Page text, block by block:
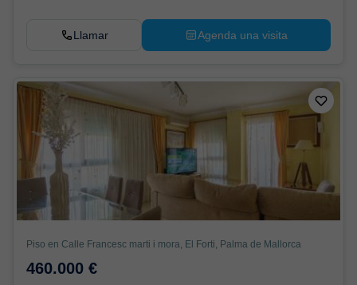
Llamar Agenda una visita
Piso en Calle Francesc marti i mora, El Forti, Palma de Mallorca
460.000 €